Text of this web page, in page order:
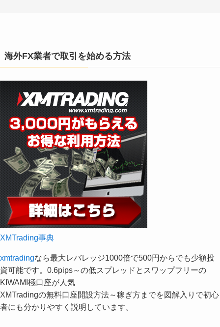
海外FX業者で取引を始める方法
XMTrading事典
xmtradingなら最大レバレッジ1000倍で500円からでも少額投
資可能です。0.6pips～の低スプレッドとスワップフリーの
KIWAMI極口座が人気
XMTradingの無料口座開設方法～稼ぎ方までを図解入りで初心
者にも分かりやすく説明しています。